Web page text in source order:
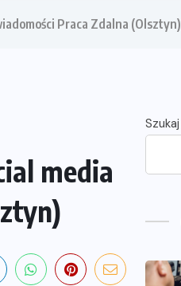
Praca Zdalna (Olsztyn)
media
Szukaj